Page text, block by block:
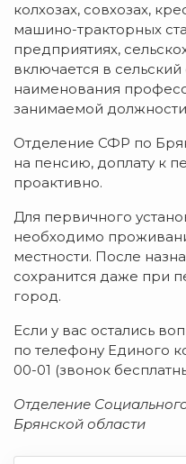
колхозах, совхозах,
машино-тракторных
предприятиях,
включается в
наименования
занимаемой
Отделение СФР по
на пенсию, доплату к
проактивно.
Для первичного
необходимо
местности. После
сохранится даже при
город.
Если у вас остались
по телефону Единого
00-01 (звонок
Отделение
Брянской области